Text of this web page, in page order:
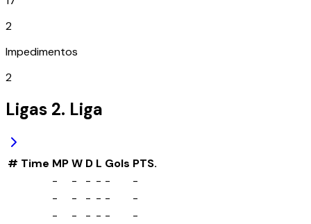
2
Impedimentos
2
Ligas 2. Liga
# Time MPW D L Gols PTS.
-
- - - -
-
-
- - - -
-
-
- - - -
-